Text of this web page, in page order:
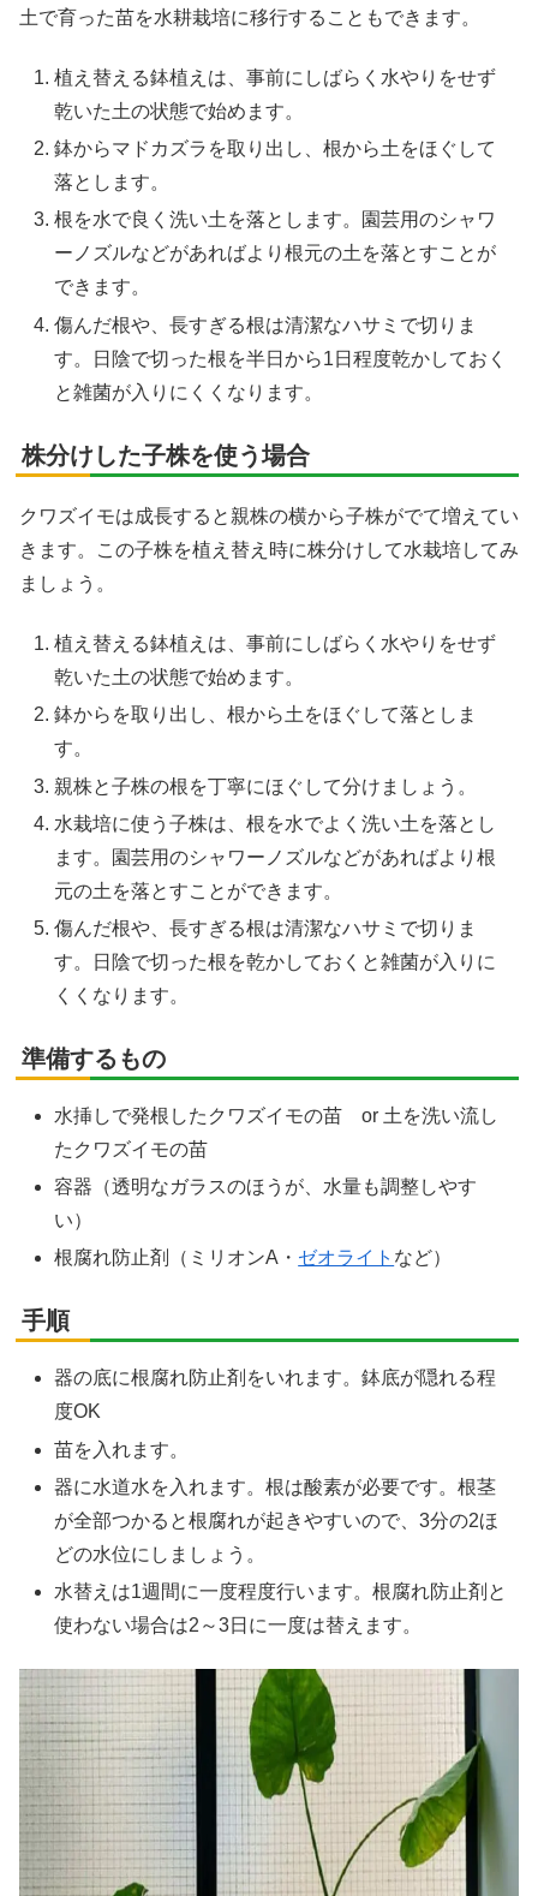
土で育った苗を水耕栽培に移行することもできます。
植え替える鉢植えは、事前にしばらく水やりをせず
乾いた土の状態で始めます。
鉢からマドカズラを取り出し、根から土をほぐして
落とします。
根を水で良く洗い土を落とします。園芸用のシャワ
ーノズルなどがあればより根元の土を落とすことが
できます。
傷んだ根や、長すぎる根は清潔なハサミで切りま
す。日陰で切った根を半日から1日程度乾かしておく
と雑菌が入りにくくなります。
株分けした子株を使う場合
クワズイモは成長すると親株の横から子株がでて増えてい
きます。この子株を植え替え時に株分けして水栽培してみ
ましょう。
植え替える鉢植えは、事前にしばらく水やりをせず
乾いた土の状態で始めます。
鉢からを取り出し、根から土をほぐして落としま
す。
親株と子株の根を丁寧にほぐして分けましょう。
水栽培に使う子株は、根を水でよく洗い土を落とし
ます。園芸用のシャワーノズルなどがあればより根
元の土を落とすことができます。
傷んだ根や、長すぎる根は清潔なハサミで切りま
す。日陰で切った根を乾かしておくと雑菌が入りに
くくなります。
準備するもの
水挿しで発根したクワズイモの苗 or 土を洗い流し
たクワズイモの苗
容器（透明なガラスのほうが、水量も調整しやす
い）
根腐れ防止剤（ミリオンA・ ゼオライト など）
手順
器の底に根腐れ防止剤をいれます。鉢底が隠れる程
度OK
苗を入れます。
器に水道水を入れます。根は酸素が必要です。根茎
が全部つかると根腐れが起きやすいので、3分の2ほ
どの水位にしましょう。
水替えは1週間に一度程度行います。根腐れ防止剤と
使わない場合は2～3日に一度は替えます。
X
Facebook
LINE
LinkedIn
コピー